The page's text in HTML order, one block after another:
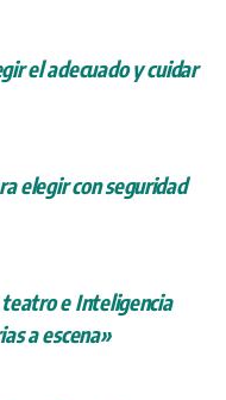
el adecuado y cuidar
elegir con seguridad
teatro e Inteligencia
a escena»